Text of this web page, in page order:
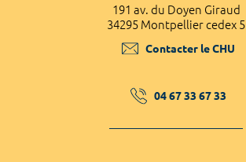
191 av. du Doyen Giraud
34295 Montpellier cedex 5
Contacter le CHU
04 67 33 67 33